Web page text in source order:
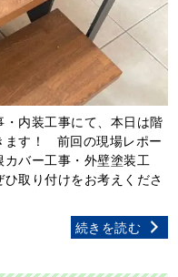
内装工事にて、本日は階
ます！ 前回の現場レポー
バー工事・外壁塗装工
取り付けをお考えくださ
続きを読む